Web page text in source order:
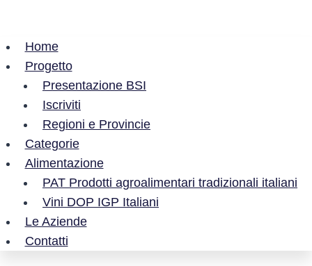
Home
Progetto
Presentazione BSI
Iscriviti
Regioni e Provincie
Categorie
Alimentazione
PAT Prodotti agroalimentari tradizionali italiani
Vini DOP IGP Italiani
Le Aziende
Contatti